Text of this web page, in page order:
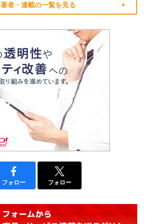
著者・連載の一覧を見る
フォロー フォロー